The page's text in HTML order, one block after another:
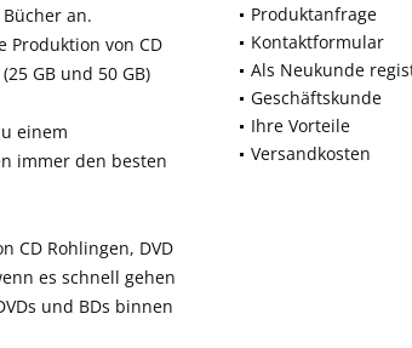
an.
Produktion von CD
GB und 50 GB)
einem
immer den besten
CD Rohlingen, DVD
es schnell gehen
und BDs binnen
Produktanfrage
Kontaktformular
Als Neukunde
Geschäftskunde
Ihre Vorteile
Versandkosten